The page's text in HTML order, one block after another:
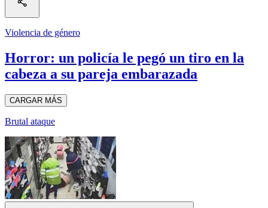
Violencia de género
Horror: un policía le pegó un tiro en la
cabeza a su pareja embarazada
CARGAR MÁS
Brutal ataque